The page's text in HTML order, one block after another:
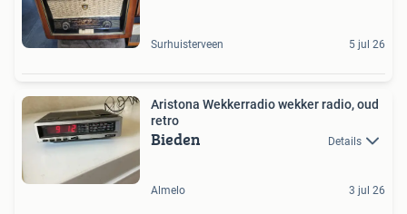
Surhuisterveen 5 jul 26
Aristona Wekkerradio wekker radio, oud
retro
Bieden Details
Almelo 3 jul 26